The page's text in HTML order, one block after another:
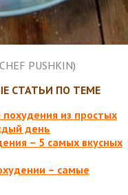
PUSHKIN)
СТАТЬИ ПО ТЕМЕ
из простых
день
– 5 самых вкусных
– самые